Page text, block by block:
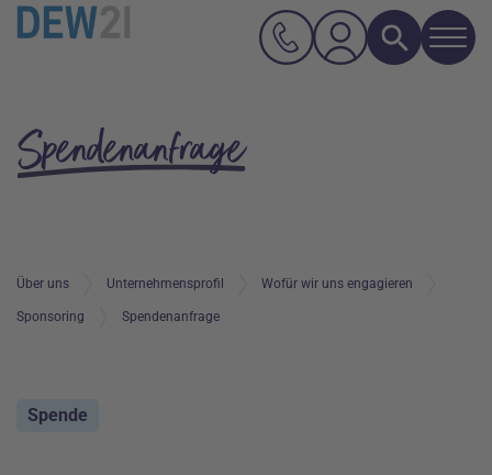
Suche
Spendenanfrage
Über uns Unternehmensprofil Wofür wir uns engagieren
Sponsoring Spendenanfrage
Spende